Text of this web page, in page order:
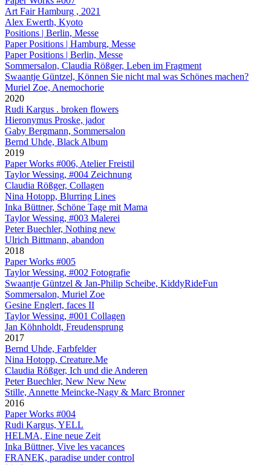
Art Fair Hamburg , 2021
Alex Ewerth, Kyoto
Positions | Berlin, Messe
Paper Positions | Hamburg, Messe
Paper Positions | Berlin, Messe
Sommersalon, Claudia Rößger, Leben im Fragment
Swaantje Güntzel, Können Sie nicht mal was Schönes machen?
Muriel Zoe, Anemochorie
2020
Rudi Kargus . broken flowers
Hieronymus Proske, jador
Gaby Bergmann, Sommersalon
Bernd Uhde, Black Album
2019
Paper Works #006, Atelier Freistil
Taylor Wessing, #004 Zeichnung
Claudia Rößger, Collagen
Nina Hotopp, Blurring Lines
Inka Büttner, Schöne Tage mit Mama
Taylor Wessing, #003 Malerei
Peter Buechler, Nothing new
Ulrich Bittmann, abandon
2018
Paper Works #005
Taylor Wessing, #002 Fotografie
Swaantje Güntzel & Jan-Philip Scheibe, KiddyRideFun
Sommersalon, Muriel Zoe
Gesine Englert, faces II
Taylor Wessing, #001 Collagen
Jan Köhnholdt, Freudensprung
2017
Bernd Uhde, Farbfelder
Nina Hotopp, Creature.Me
Claudia Rößger, Ich und die Anderen
Peter Buechler, New New New
Stille, Annette Meincke-Nagy & Marc Bronner
2016
Paper Works #004
Rudi Kargus, YELL
HELMA, Eine neue Zeit
Inka Büttner, Vive les vacances
FRANEK, paradise under control